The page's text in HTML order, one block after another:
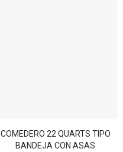
COMEDERO 22 QUARTS TIPO
BANDEJA CON ASAS